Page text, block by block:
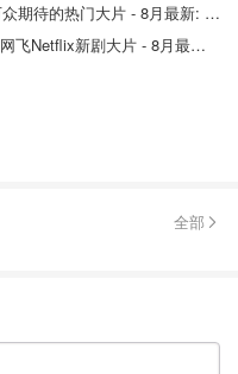
2026美国即将上映电影推荐 - 万众期待的热门大片 - 8月最新: 《末世行者》
Netflix新剧推荐2026 - 最新好看网飞Netflix新剧大片 - 8月最新：《​​百年孤独2》
全部